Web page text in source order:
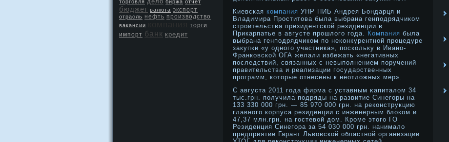
торговля
биржа отчёт
бюджет валюта экспорт
отрасль нефть производство
вакансии
торги
импорт банк кредит
Киевская компания УНР ПИБ Андрея Бондарця и
Владимира Проститова была выбрана генподрядчиком
строительства президентской резиденции в
Прикарпатье в августе прошлого года. Компания была
выбрана генподрядчиком по неконкурентной процедуре
закупки «у одного участника», поскольку в Ивано-
Франковской ОГА желали избежать «негативных
последствий, связанных с невыполнением поручений
правительства и реализации государственных
программ, которые отнесены к неотложных мер».
С августа 2011 года фирма с уставным κапиталом 34
тыс.грн. получила подряды на развитие Синегоры на
133 330 000 грн. — 85 970 000 грн. на реконструкцию
главнοго корпуса резиденции с инженерным блоком и
47,37 млн.грн. на гостевой дοм. Крοме этого ГО
Резиденция Синегора за 54 030 000 грн. нанимало
предприятие Гарант Львовской областнοй организации